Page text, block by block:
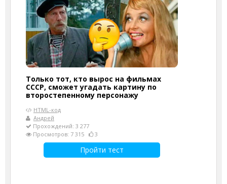
Только тот, кто вырос на фильмах
СССР, сможет угадать картину по
второстепенному персонажу
HTML-код
Андрей
Прохождений: 3 277
Просмотров: 7 315
3
Пройти тест